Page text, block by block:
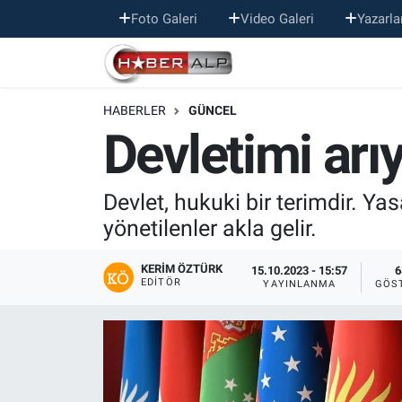
Foto Galeri Video Galeri
HABERLER GÜNCEL
Devletimi
Devlet, hukuki bir terimdir.
yönetilenler akla gelir.
KERIM ÖZTÜRK
EDITÖR
15.10.2023 - 15:57
YAYINLANMA
Nöbetçi Eczaneler
Hava Durumu
Trafik Durumu
Süper Lig Puan Durumu ve Fikstür
Son Dakika Haberleri
Haber Arşivi